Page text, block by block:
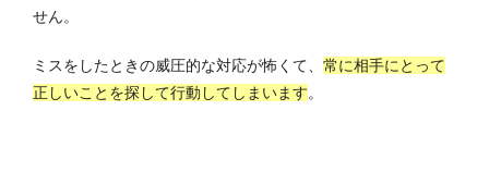
せん。
ミスをしたときの威圧的な対応が怖くて、 常に相手にとって
正しいことを探して行動してしまいます。